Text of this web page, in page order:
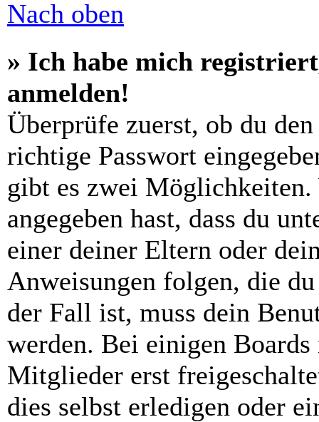
Nach oben
» Ich habe mich
anmelden!
Überprüfe zuerst, ob du
richtige Passwort
gibt es zwei
angegeben hast, dass du
einer deiner Eltern oder
Anweisungen folgen, die
der Fall ist, muss dein
werden. Bei einigen Boards
Mitglieder erst
dies selbst erledigen oder